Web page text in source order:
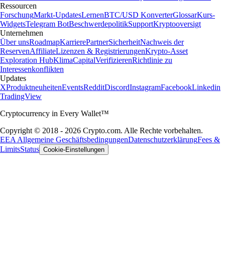
Ressourcen
ForschungMarkt-UpdatesLernenBTC/USD KonverterGlossarKurs-
WidgetsTelegram BotBeschwerdepolitikSupportKryptooversigt
Unternehmen
Über unsRoadmapKarrierePartnerSicherheitNachweis der
ReservenAffiliateLizenzen & RegistrierungenKrypto-Asset
Exploration HubKlimaCapitalVerifizierenRichtlinie zu
Interessenkonflikten
Updates
XProduktneuheitenEventsRedditDiscordInstagramFacebookLinkedin
TradingView
Cryptocurrency in Every Wallet™
Copyright © 2018 - 2026 Crypto.com. Alle Rechte vorbehalten.
EEA Allgemeine GeschäftsbedingungenDatenschutzerklärungFees &
LimitsStatus Cookie-Einstellungen